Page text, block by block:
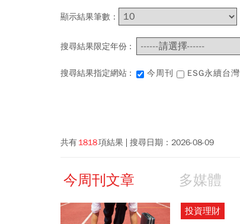
顯示結果筆數：
搜尋結果限定年份 :
搜尋結果指定網站 : 今周刊 ESG永續台灣
共有1818項結果 搜尋日期： 2026-08-09
今周刊文章 多媒體
投資理財